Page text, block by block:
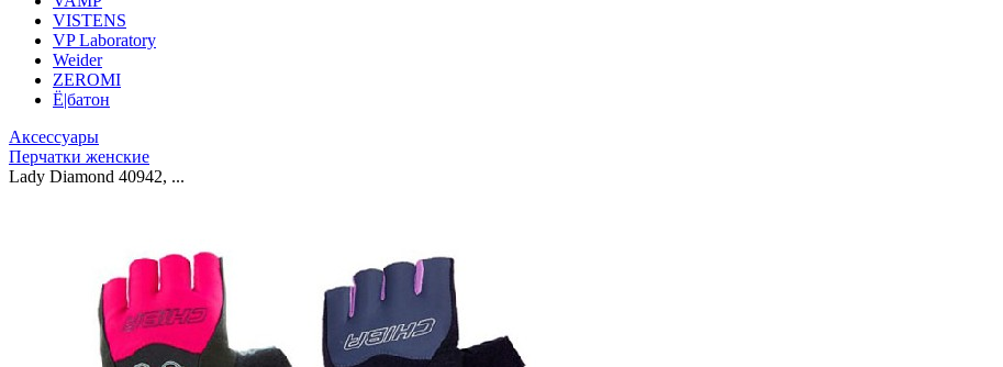
VISTENS
VP Laboratory
Weider
ZEROMI
Ё|батон
Аксессуары
Перчатки женские
Lady Diamond 40942, ...